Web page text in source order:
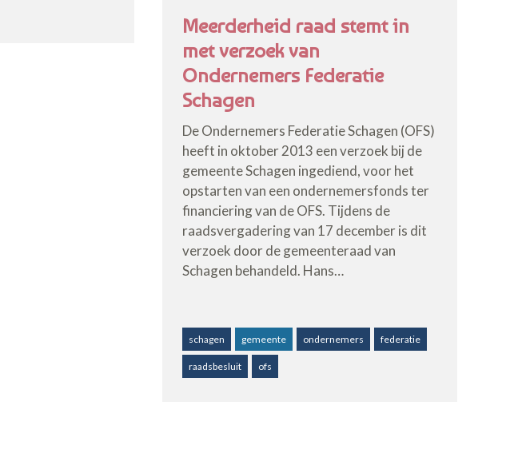
Meerderheid raad stemt in
met verzoek van
Ondernemers Federatie
Schagen
De Ondernemers Federatie Schagen (OFS)
heeft in oktober 2013 een verzoek bij de
gemeente Schagen ingediend, voor het
opstarten van een ondernemersfonds ter
financiering van de OFS. Tijdens de
raadsvergadering van 17 december is dit
verzoek door de gemeenteraad van
Schagen behandeld. Hans…
schagen gemeente ondernemers federatie
raadsbesluit ofs